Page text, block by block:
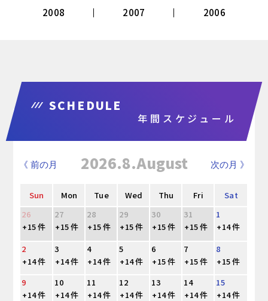
2008
2007 2006
SCHEDULE
年間スケジュール
《 前の月 次の月 》
2026.8.August
Sun Mon Tue Wed Thu Fri
Sat
26
27 28 29 30 31
1
+15 件
+15 件 +15 件 +15 件 +15 件 +15 件
+14 件
2
3 4 5 6 7
8
+14 件
+14 件 +14 件 +14 件 +15 件 +15 件
+15 件
9
10 11 12 13 14
15
+14 件
+14 件 +14 件 +14 件 +14 件 +14 件
+14 件